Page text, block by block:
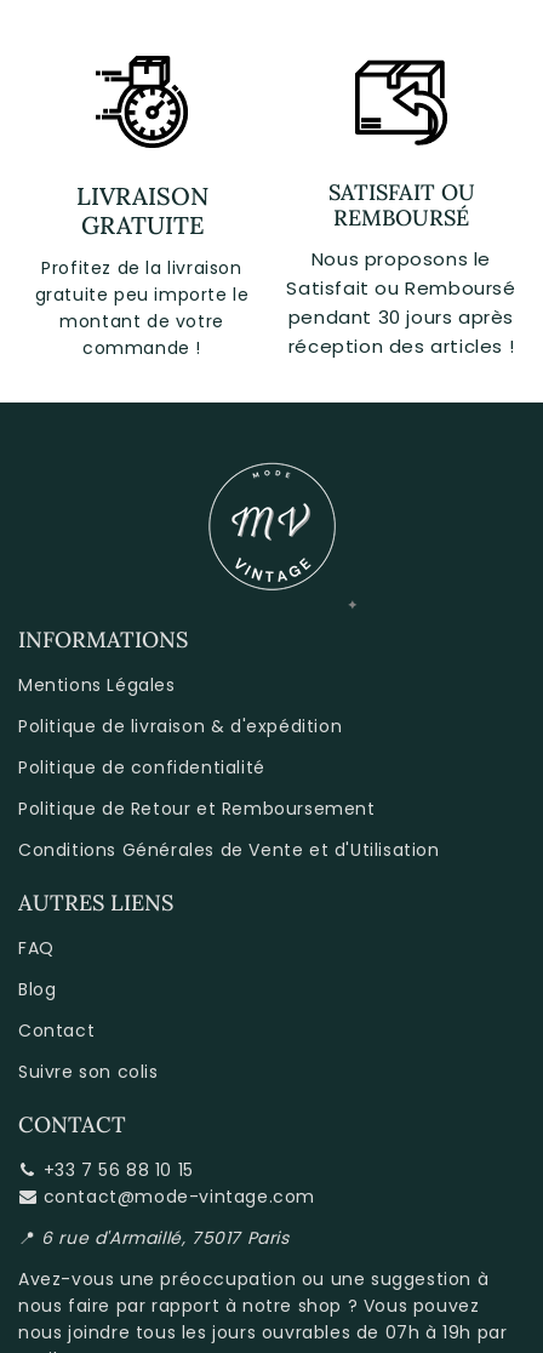
LIVRAISON
GRATUITE
Profitez de la livraison
gratuite peu importe le
montant de votre
commande !
SATISFAIT OU
REMBOURSÉ
Nous proposons le
Satisfait ou Remboursé
pendant 30 jours après
réception des articles !
INFORMATIONS
Mentions Légales
Politique de livraison & d'expédition
Politique de confidentialité
Politique de Retour et Remboursement
Conditions Générales de Vente et d'Utilisation
AUTRES LIENS
FAQ
Blog
Contact
Suivre son colis
CONTACT
+33 7 56 88 10 15
contact@mode-vintage.com
📍 6 rue d'Armaillé, 75017 Paris
Avez-vous une préoccupation ou une suggestion à
nous faire par rapport ànotre shop ? Vous pouvez
nous joindre tous les jours ouvrables de 07h à 19h par